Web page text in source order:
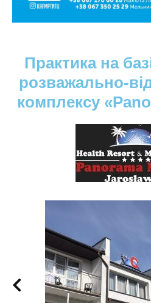
Практика на
розважально-
комплексу